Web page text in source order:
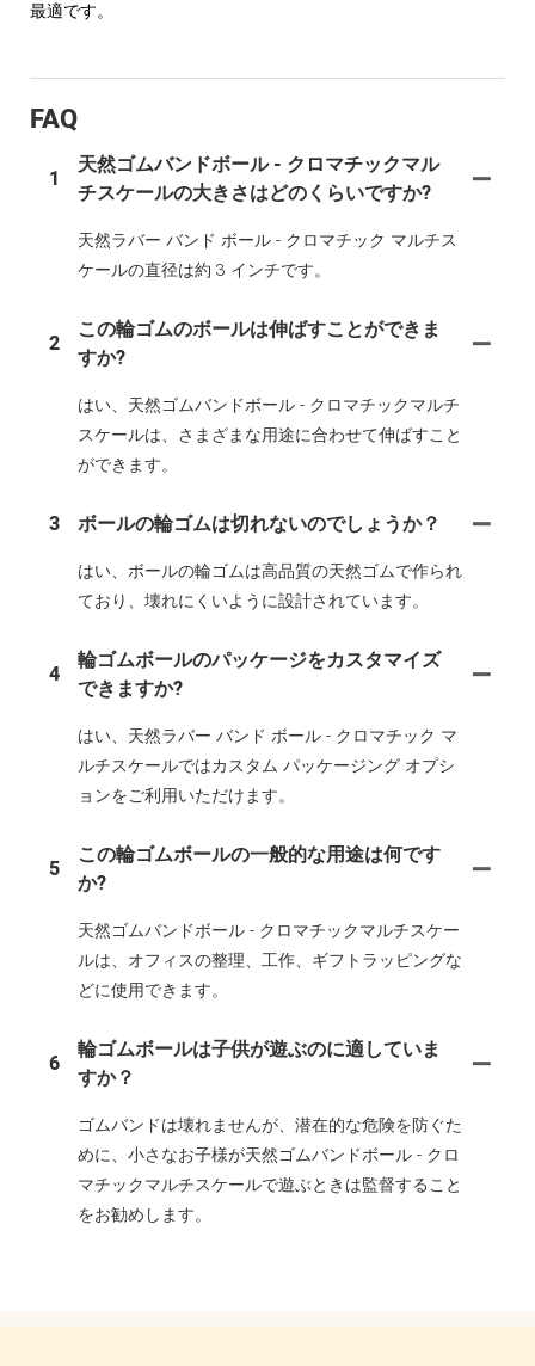
最適です。
FAQ
1
天然ゴムバンドボール - クロマチックマル
チスケールの大きさはどのくらいですか?
天然ラバー バンド ボール - クロマチック マルチス
ケールの直径は約 3 インチです。
2
この輪ゴムのボールは伸ばすことができま
すか?
はい、天然ゴムバンドボール - クロマチックマルチ
スケールは、さまざまな用途に合わせて伸ばすこと
ができます。
3 ボールの輪ゴムは切れないのでしょうか？
はい、ボールの輪ゴムは高品質の天然ゴムで作られ
ており、壊れにくいように設計されています。
4
輪ゴムボールのパッケージをカスタマイズ
できますか?
はい、天然ラバー バンド ボール - クロマチック マ
ルチスケールではカスタム パッケージング オプシ
ョンをご利用いただけます。
5
この輪ゴムボールの一般的な用途は何です
か?
天然ゴムバンドボール - クロマチックマルチスケー
ルは、オフィスの整理、工作、ギフトラッピングな
どに使用できます。
6
輪ゴムボールは子供が遊ぶのに適していま
すか？
ゴムバンドは壊れませんが、潜在的な危険を防ぐた
めに、小さなお子様が天然ゴムバンドボール - クロ
マチックマルチスケールで遊ぶときは監督すること
をお勧めします。